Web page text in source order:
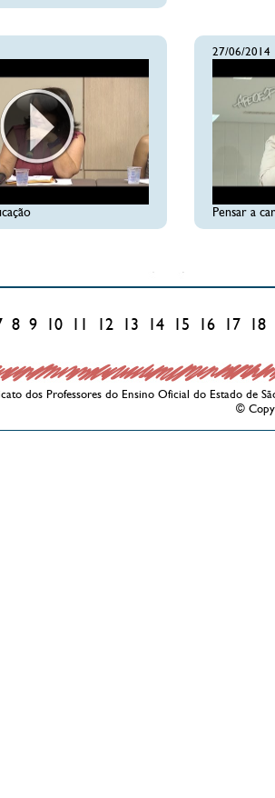
27/06/2014
Pensar a
8 9 10 12 13 14 15 16 17 18
dos Professores do Ensino Oficial do Estado de
©